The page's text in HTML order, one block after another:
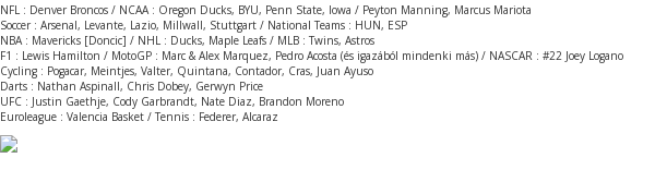
NFL : Denver Broncos / NCAA : Oregon Ducks, BYU, Penn State, Iowa / Peyton Manning, Marcus Mariota
Soccer : Arsenal, Levante, Lazio, Millwall, Stuttgart / National Teams : HUN, ESP
NBA : Mavericks [Doncic] / NHL : Ducks, Maple Leafs / MLB : Twins, Astros
F1 : Lewis Hamilton / MotoGP : Marc & Alex Marquez, Pedro Acosta (és igazából mindenki más) / NASCAR : #22 Joey Logano
Cycling : Pogacar, Meintjes, Valter, Quintana, Contador, Cras, Juan Ayuso
Darts : Nathan Aspinall, Chris Dobey, Gerwyn Price
UFC : Justin Gaethje, Cody Garbrandt, Nate Diaz, Brandon Moreno
Euroleague : Valencia Basket / Tennis : Federer, Alcaraz